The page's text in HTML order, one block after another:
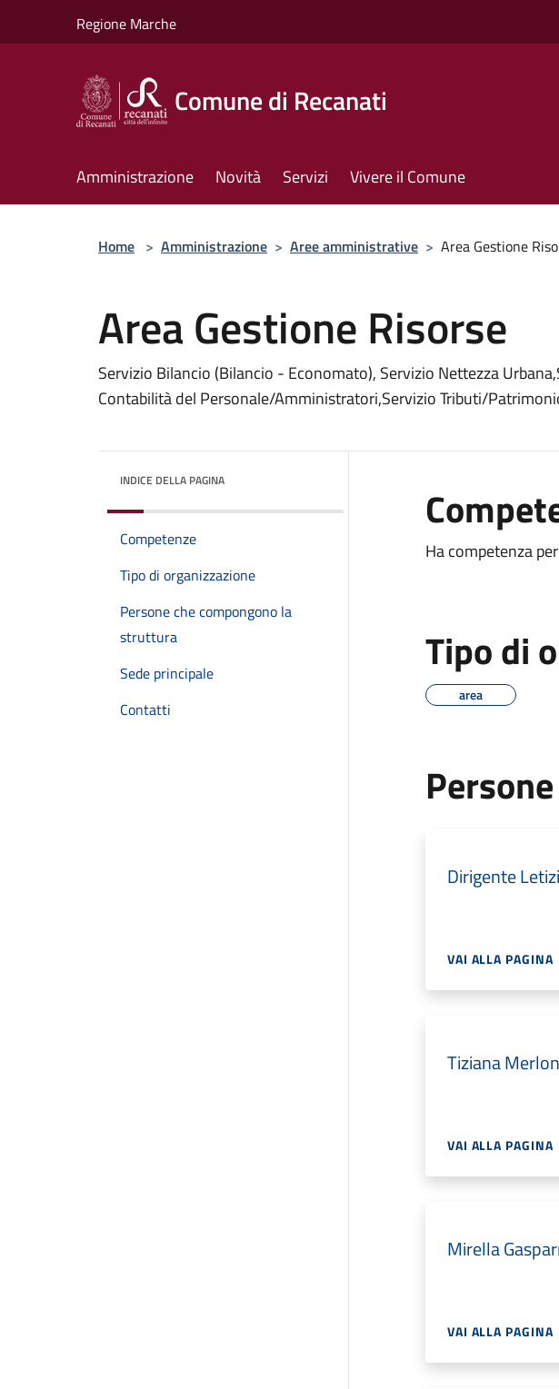
Regione Marche
Comune di Recanati
Amministrazione Novità Servizi Vivere il Comune
Home > Amministrazione > Aree amministrative > Area Gestione
Area Gestione Risorse
Servizio Bilancio (Bilancio - Economato), Servizio Nettezza
Contabilità del Personale/Amministratori,Servizio Tributi/
INDICE DELLA PAGINA
Competenze
Tipo di organizzazione
Persone che compongono la
struttura
Sede principale
Contatti
Ha competenza
Tipo di
area
Dirigente
VAI ALLA PAGINA
Tiziana
VAI ALLA PAGINA
Mirella
VAI ALLA PAGINA